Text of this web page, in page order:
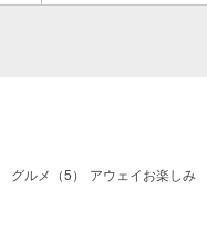
グルメ（5）
アウェイお楽しみ